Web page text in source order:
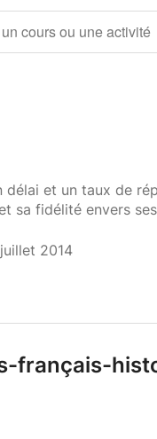
cours ou une activité
délai et un taux de
sa fidélité envers
2014
français-